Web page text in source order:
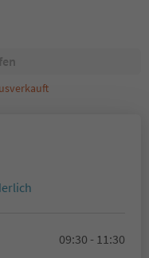
09:30 - 11:30